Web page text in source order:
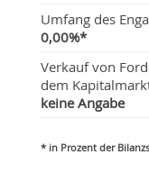
Umfang des
0,00%*
Verkauf von
dem
keine Angabe
* in Prozent der